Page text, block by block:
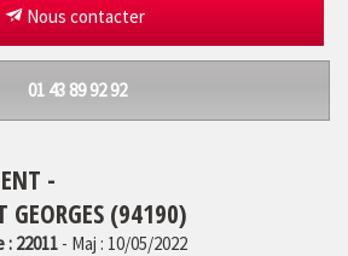
Nous contacter
01 43 89 92 92
-
GEORGES (94190)
22011 - Maj : 10/05/2022